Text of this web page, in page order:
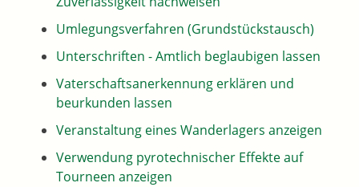
Umlegungsverfahren (Grundstückstausch)
Unterschriften - Amtlich beglaubigen lassen
Vaterschaftsanerkennung erklären und
beurkunden lassen
Veranstaltung eines Wanderlagers anzeigen
Verwendung pyrotechnischer Effekte auf
Tourneen anzeigen